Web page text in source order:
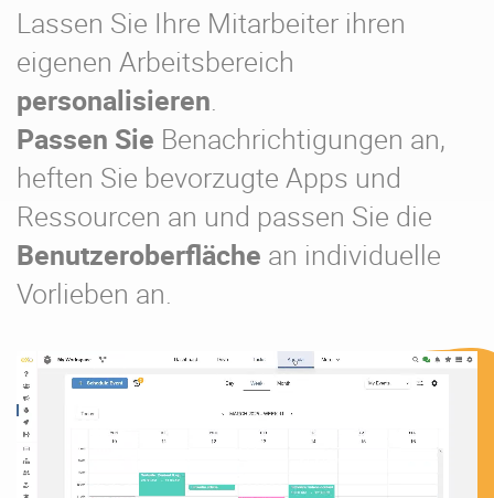
Lassen Sie Ihre Mitarbeiter ihren
eigenen Arbeitsbereich
personalisieren.
Passen Sie Benachrichtigungen an,
heften Sie bevorzugte Apps und
Ressourcen an und passen Sie die
Benutzeroberfläche an individuelle
Vorlieben an.